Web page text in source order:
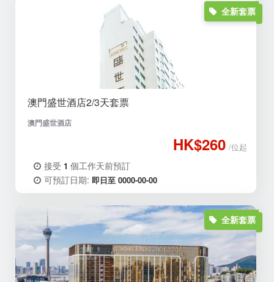
澳門盛世酒店2/3天套票
澳門盛世酒店
全新套票
HK$260 /位起
接受 1 個工作天前預訂
可預訂日期: 即日至 0000-00-00
全新套票